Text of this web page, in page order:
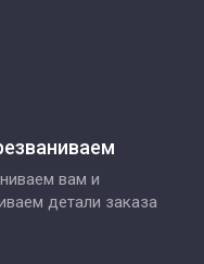
вам и
детали заказа